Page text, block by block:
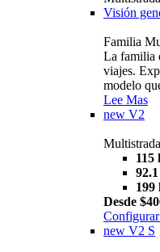
Visión
Familia
La familia
viajes.
modelo
Lee Mas
new V2
115
199
Desde
Configurar
new V2 S